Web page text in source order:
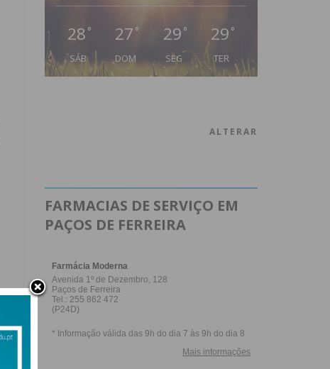
28 °
SÁB
27 °
DOM
29 °
SEG
29 °
TER
ALTERAR
FARMACIAS DE SERVIÇO EM
PAÇOS DE FERREIRA